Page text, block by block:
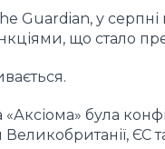
Guardian, у серпні
що стало
«Аксіома» була
Великобританії, ЄС